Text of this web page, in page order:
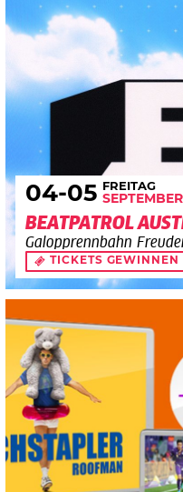
04-05 FREITAG
SEPTEMBER
BEATPATROL
Galopprennbahn
TICKETS GEWINNEN